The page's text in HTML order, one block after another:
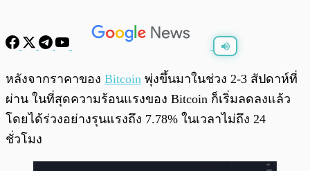
/
หลังจากราคาของ Bitcoin พุ่งขึ้นมาในช่วง 2-3 สัปดาห์ที่
ผ่าน ในที่สุดความร้อนแรงของ Bitcoin ก็เริ่มลดลงแล้ว
โดยได้ร่วงอย่างรุนแรงถึง 7.78% ในเวลาไม่ถึง 24
ชั่วโมง